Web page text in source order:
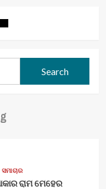
ସମାଚାର
ରାମ ମେହେର